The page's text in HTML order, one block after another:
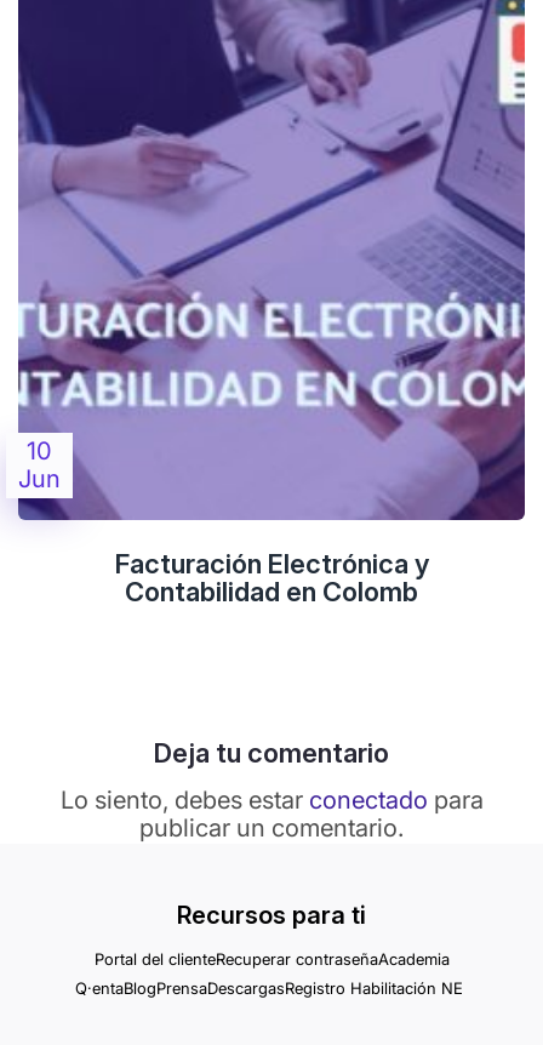
10
Jun
Facturación Electrónica y
Contabilidad en Colomb
Deja tu comentario
Lo siento, debes estar conectado para
publicar un comentario.
Recursos para ti
Portal del clienteRecuperar contraseñaAcademia
Q·entaBlogPrensaDescargasRegistro Habilitación NE